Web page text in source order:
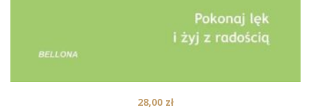
28,00 zł